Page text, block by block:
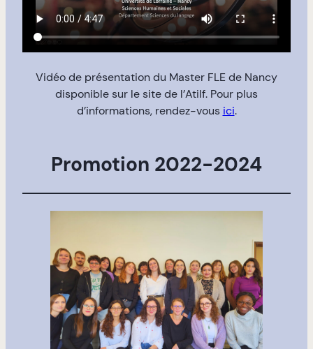
Vidéo de présentation du Master FLE de Nancy
disponible sur le site de l’Atilf. Pour plus
d’informations, rendez-vous ici.
Promotion 2022-2024